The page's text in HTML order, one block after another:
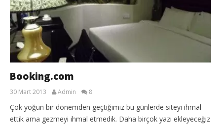
Booking.com
30 Mart 2013 Admin 8
Çok yoğun bir dönemden geçtiğimiz bu günlerde siteyi ihmal
ettik ama gezmeyi ihmal etmedik. Daha birçok yazı ekleyeceğiz